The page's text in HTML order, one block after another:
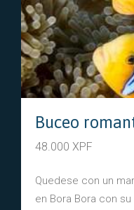
Buceo
48.000 XPF
Quedese con un
en Bora Bora con